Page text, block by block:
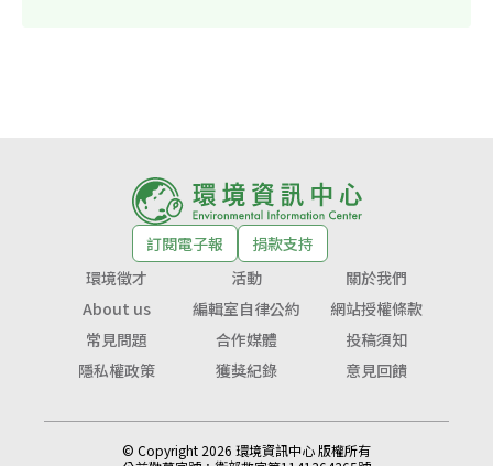
訂閱電子報
捐款支持
環境徵才
活動
關於我們
About us
編輯室自律公約
網站授權條款
常見問題
合作媒體
投稿須知
隱私權政策
獲獎紀錄 意見回饋
© Copyright 2026 環境資訊中心 版權所有